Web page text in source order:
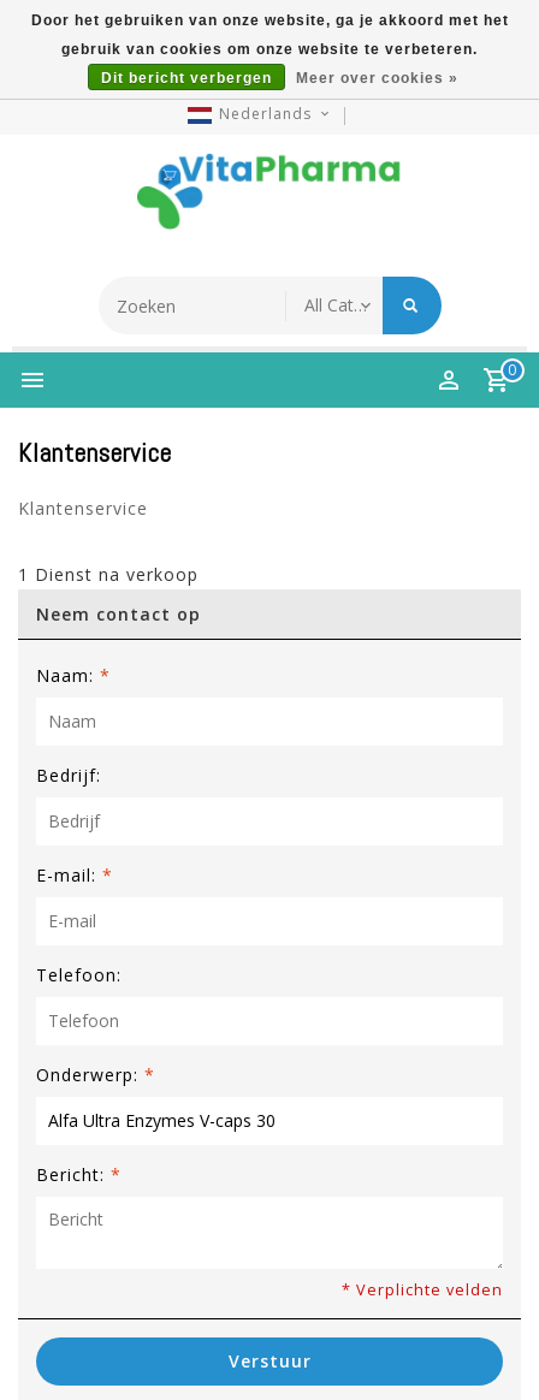
5% Korting Na Aanmelding Op Nieuwsbrief | Gratis
Verzending Vanaf €49 | Online Sinds 2007
Nederlands
0
Klantenservice
Klantenservice
1 Dienst na verkoop
Neem contact op
Naam: *
Bedrijf:
E-mail: *
Telefoon:
Onderwerp: *
Bericht: *
* Verplichte velden
Verstuur
Door het gebruiken van onze website, ga je akkoord met het
gebruik van cookies om onze website te verbeteren.
Dit bericht verbergen
Meer over cookies »